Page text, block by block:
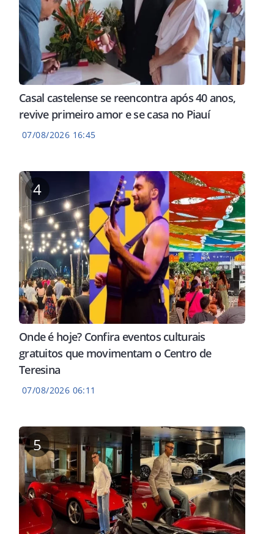
Casal castelense se reencontra após 40 anos,
revive primeiro amor e se casa no Piauí
07/08/2026 16:45
4
Onde é hoje? Confira eventos culturais
gratuitos que movimentam o Centro de
Teresina
07/08/2026 06:11
5